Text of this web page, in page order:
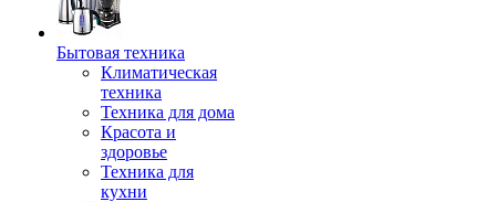
Бытовая техника
Климатическая
техника
Техника для дома
Красота и
здоровье
Техника для
кухни